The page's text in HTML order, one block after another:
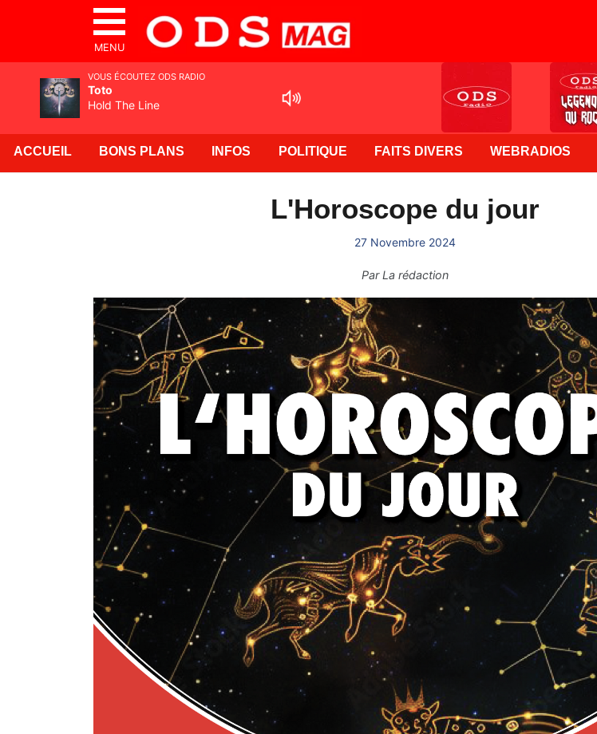
MENU
ACCUEIL BONS PLANS INFOS POLITIQUE FAITS DIVERS WEBRADIOS
L'Horoscope du jour
27 Novembre 2024
ParLa rédaction
VOUS ÉCOUTEZ ODS RADIO
Toto
Hold The Line